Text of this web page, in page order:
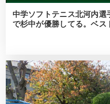
中学ソフトテニス北河内
で杉中が優勝してる。ベス